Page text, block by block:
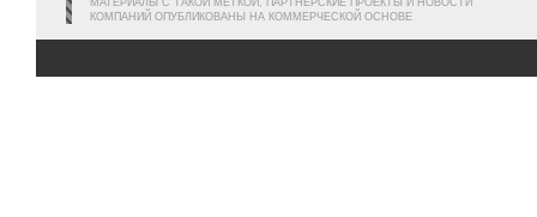
КОМПАНИЙ ОПУБЛИКОВАНЫ НА КОММЕРЧЕСКОЙ ОСНОВЕ